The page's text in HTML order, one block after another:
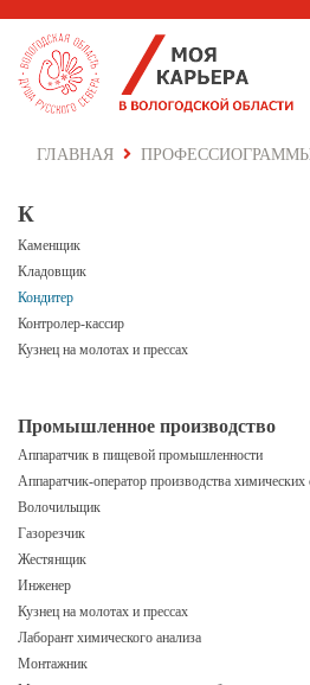
ГЛАВНАЯ
К
Каменщик
Кладовщик
Кондитер
Контролер-кассир
Кузнец на молотах и прессах
Промышленное производство
Аппаратчик в пищевой промышленности
Аппаратчик-оператор производства химических
Волочильщик
Газорезчик
Жестянщик
Инженер
Кузнец на молотах и прессах
Лаборант химического анализа
Монтажник